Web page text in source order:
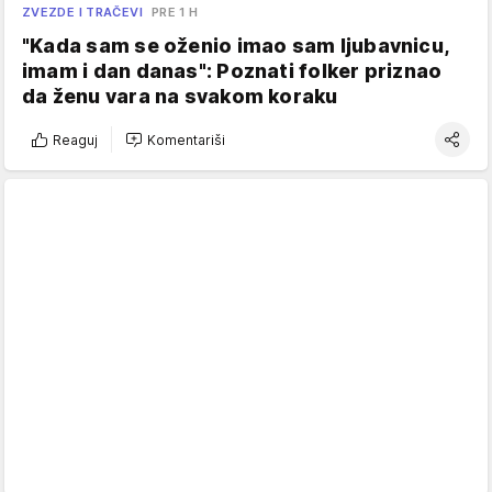
ZVEZDE I TRAČEVI PRE 1 H
"Kada sam se oženio imao sam ljubavnicu,
imam i dan danas": Poznati folker priznao
da ženu vara na svakom koraku
Reaguj Komentariši